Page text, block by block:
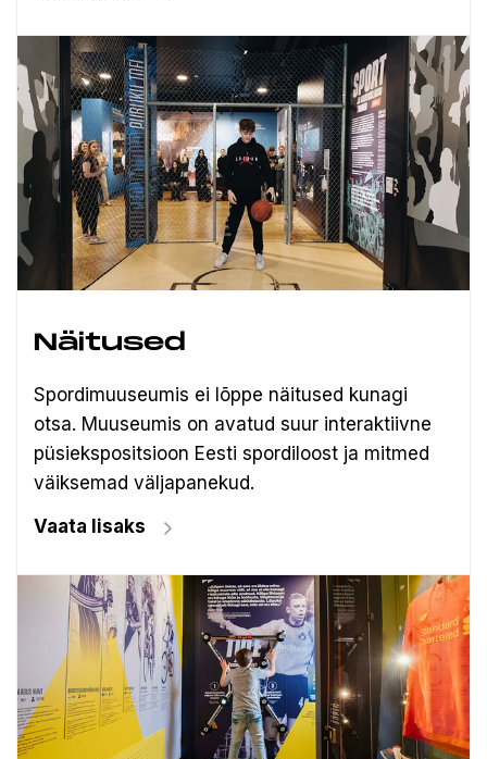
Näitused
Spordimuuseumis ei lõppe näitused kunagi
otsa. Muuseumis on avatud suur interaktiivne
püsiekspositsioon Eesti spordiloost ja mitmed
väiksemad väljapanekud.
Vaata lisaks